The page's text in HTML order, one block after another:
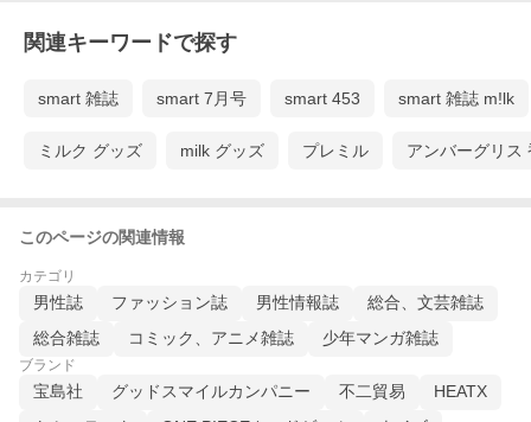
関連キーワードで探す
smart 雑誌 smart 7月号 smart 453 smart 雑誌 m!lk
ミルク グッズ milk グッズ プレミル アンバーグリス
このページの関連情報
カテゴリ
男性誌 ファッション誌 男性情報誌
総合、文芸雑誌
総合雑誌
コミック、アニメ雑誌 少年マンガ雑誌
ブランド
宝島社 グッドスマイルカンパニー 不二貿易
HEATX